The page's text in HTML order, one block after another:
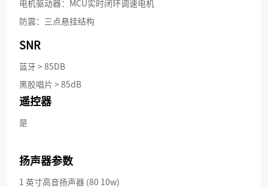
电机驱动器：MCU实时闭环调速电机
防震：三点悬挂结构
SNR
蓝牙 > 85DB
黑胶唱片 > 85dB
遥控器
是
扬声器参数
1 英寸高音扬声器 (80 10w)